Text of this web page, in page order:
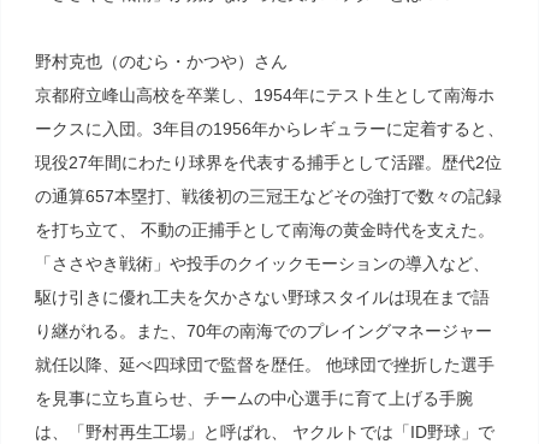
野村克也（のむら・かつや）さん
京都府立峰山高校を卒業し、1954年にテスト生として南海ホ
ークスに入団。3年目の1956年からレギュラーに定着すると、
現役27年間にわたり球界を代表する捕手として活躍。歴代2位
の通算657本塁打、戦後初の三冠王などその強打で数々の記録
を打ち立て、 不動の正捕手として南海の黄金時代を支えた。
「ささやき戦術」や投手のクイックモーションの導入など、
駆け引きに優れ工夫を欠かさない野球スタイルは現在まで語
り継がれる。また、70年の南海でのプレイングマネージャー
就任以降、延べ四球団で監督を歴任。 他球団で挫折した選手
を見事に立ち直らせ、チームの中心選手に育て上げる手腕
は、「野村再生工場」と呼ばれ、 ヤクルトでは「ID野球」で